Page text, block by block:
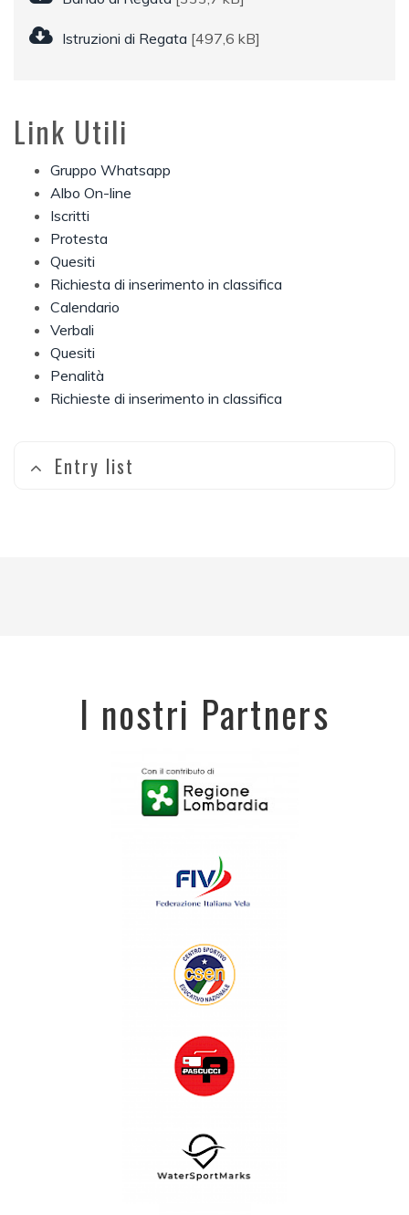
Link Utili
Gruppo Whatsapp
Albo On-line
Iscritti
Protesta
Quesiti
Richiesta di inserimento in classifica
Calendario
Verbali
Quesiti
Penalità
Richieste di inserimento in classifica
Entry list
Istruzioni di Regata [497,6 kB]
I nostri Partners